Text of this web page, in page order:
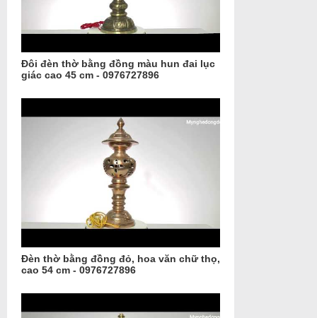
Đôi đèn thờ bằng đồng màu hun đai lục
giác cao 45 cm - 0976727896
Đèn thờ bằng đồng đỏ, hoa văn chữ thọ,
cao 54 cm - 0976727896